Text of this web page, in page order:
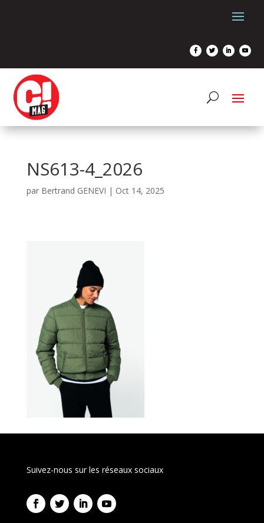
NS613-4_2026
par Bertrand GENEVI | Oct 14, 2025
Suivez-nous sur les réseaux sociaux